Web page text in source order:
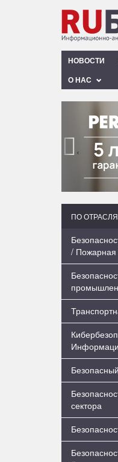
НОВОСТИ
О НАС
‹
ПО
/ Пожарная
сектора